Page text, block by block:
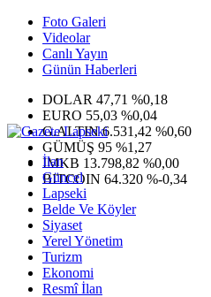
Foto Galeri
Videolar
Canlı Yayın
Günün Haberleri
DOLAR 47,71 %0,18
EURO 55,03 %0,04
G.ALTIN6.531,42 %0,60
GÜMÜŞ 95 %1,27
IMKB 13.798,82 %0,00
BITCOIN 64.320 %-0,34
İlan
Güncel
Lapseki
Belde Ve Köyler
Siyaset
Yerel Yönetim
Turizm
Ekonomi
Resmî İlan